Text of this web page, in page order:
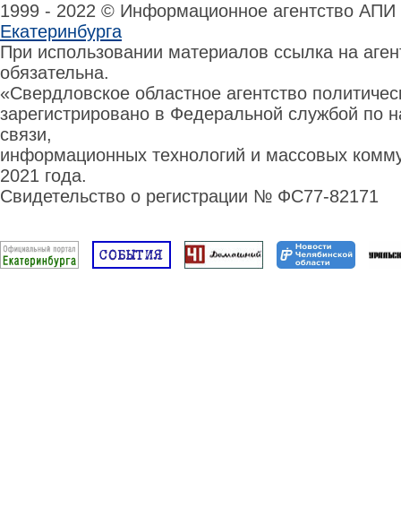
1999 - 2022 © Информационное агентство
Екатеринбурга
При использовании материалов ссылка на
обязательна.
«Свердловское областное агентство
зарегистрировано в Федеральной службой по
связи,
информационных технологий и массовых
2021 года.
Свидетельство о регистрации № ФС77-82171